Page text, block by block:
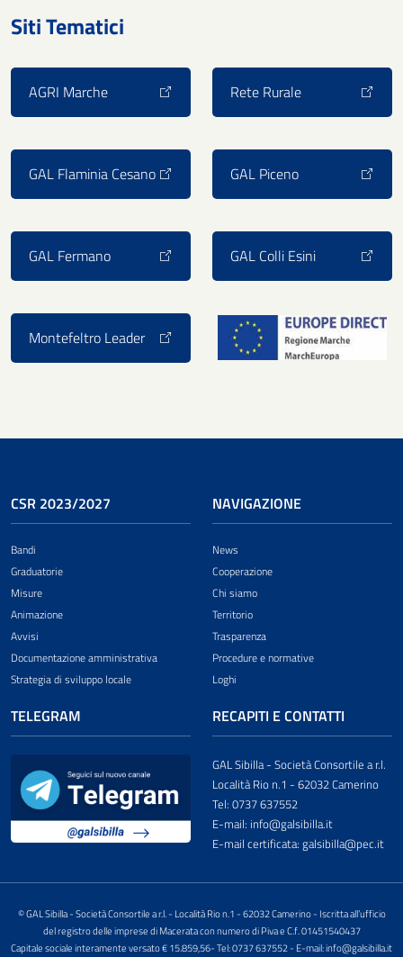
Siti Tematici
AGRI Marche Rete Rurale
GAL Flaminia Cesano GAL Piceno
GAL Fermano GAL Colli Esini
Montefeltro Leader
CSR 2023/2027
Bandi
Graduatorie
Misure
Animazione
Avvisi
Documentazione amministrativa
Strategia di sviluppo locale
NAVIGAZIONE
News
Cooperazione
Chi siamo
Territorio
Trasparenza
Procedure e normative
Loghi
TELEGRAM RECAPITI E CONTATTI
GAL Sibilla - Società Consortile a r.l.
Località Rio n.1 - 62032 Camerino
Tel: 0737 637552
E-mail: info@galsibilla.it
E-mail certificata: galsibilla@pec.it
© GAL Sibilla - Società Consortile a r.l. - Località Rio n.1 - 62032 Camerino - Iscritta all’ufficio
del registro delle imprese di Macerata con numero di Piva e C.f. 01451540437
Capitale sociale interamente versato € 15.859,56- Tel: 0737 637552 - E-mail: info@galsibilla.it